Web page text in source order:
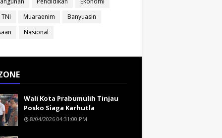
Muaraenim
Banyuasin
Nasional
Wali Kota Prabumulih Tinjau
Posko Siaga Karhutla
8/04/2026 04:31:00 PM